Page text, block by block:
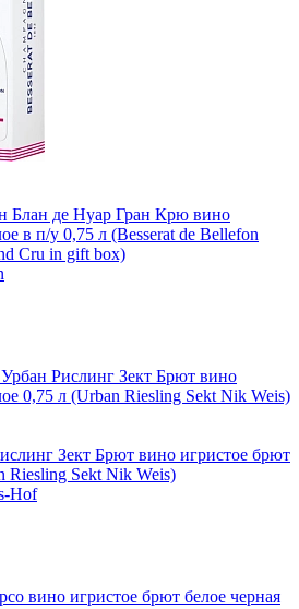
Блан де Нуар Гран Крю вино
в п/у 0,75 л (Besserat de Bellefon
Cru in gift box)
Зект Брют вино игристое брют
Riesling Sekt Nik Weis)
Hof